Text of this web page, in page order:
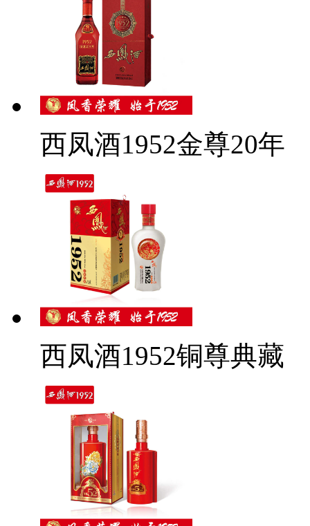
西凤酒1952金尊20年
西凤酒1952铜尊典藏